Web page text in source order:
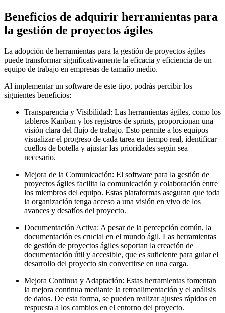
Beneficios de adquirir herramientas para
la gestión de proyectos ágiles
La adopción de herramientas para la gestión de proyectos ágiles
puede transformar significativamente la eficacia y eficiencia de un
equipo de trabajo en empresas de tamaño medio.
Al implementar un software de este tipo, podrás percibir los
siguientes beneficios:
Transparencia y Visibilidad: Las herramientas ágiles, como los
tableros Kanban y los registros de sprints, proporcionan una
visión clara del flujo de trabajo. Esto permite a los equipos
visualizar el progreso de cada tarea en tiempo real, identificar
cuellos de botella y ajustar las prioridades según sea
necesario.
Mejora de la Comunicación: El software para la gestión de
proyectos ágiles facilita la comunicación y colaboración entre
los miembros del equipo. Estas plataformas aseguran que toda
la organización tenga acceso a una visión en vivo de los
avances y desafíos del proyecto.
Documentación Activa: A pesar de la percepción común, la
documentación es crucial en el mundo ágil. Las herramientas
de gestión de proyectos ágiles soportan la creación de
documentación útil y accesible, que es suficiente para guiar el
desarrollo del proyecto sin convertirse en una carga.
Mejora Continua y Adaptación: Estas herramientas fomentan
la mejora continua mediante la retroalimentación y el análisis
de datos. De esta forma, se pueden realizar ajustes rápidos en
respuesta a los cambios en el entorno del proyecto.